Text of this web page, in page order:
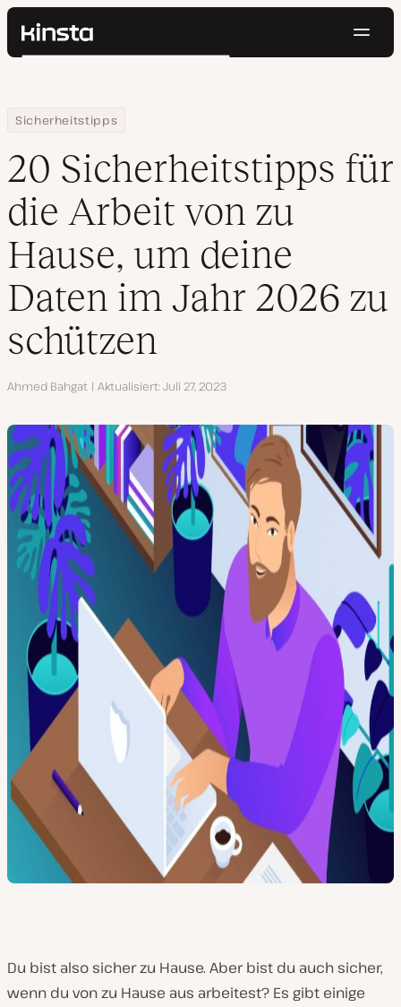
Kinsta®
Preise
Kontakt
Suchen
Home
Ressourcen Center
Sicherheitstipps
20 Sicherheitstipps für die Arbeit von zu Hause, um deine
20 Sicherheitstipps für
die Arbeit von zu
Hause, um deine
Daten im Jahr 2026 zu
schützen
Autor
Ahmed Bahgat Aktualisiert Juli 27, 2023
Du bist also sicher zu Hause. Aber bist du auch sicher,
wenn du von zu Hause aus arbeitest? Es gibt einige